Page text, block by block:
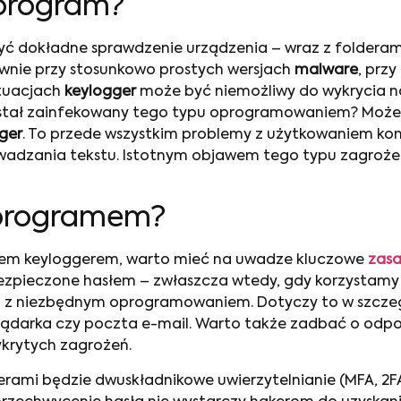
dokładne sprawdzenie urządzenia – wraz z
przy stosunkowo prostych wersjach malware, przy
keyloggermoże być niemożliwy do wykrycia
zainfekowany tego typu oprogramowaniem?
. To przede wszystkim problemy z użytkowaniem
tekstu. Istotnym objawem tego typu
keyloggerem, warto mieć na uwadze kluczowe
hasłem – zwłaszcza wtedy, gdy
niezbędnym oprogramowaniem. Dotyczy to w
czy poczta e-mail. Warto także zadbać o
zagrożeń.
będzie dwuskładnikowe uwierzytelnianie (MFA,